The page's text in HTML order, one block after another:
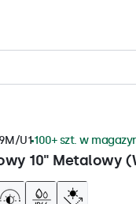
10" Metalowy
U1 100+ szt. w